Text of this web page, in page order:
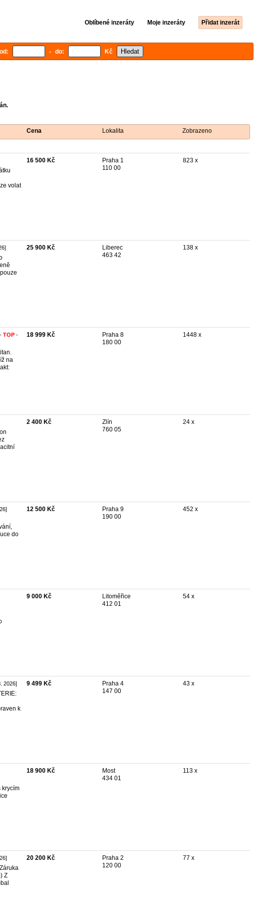
Oblíbené inzeráty Moje inzeráty Přidat inzerát
- do: Kč
Cena Lokalita Zobrazeno
volat
16 500 Kč
Praha 1
110 00
823 x
25 900 Kč
Liberec
463 42
138 x
- TOP -
na
18 999 Kč
Praha 8
180 00
1448 x
2 400 Kč
Zlín
760 05
24 x
do
12 500 Kč
Praha 9
190 00
452 x
9 000 Kč
Litoměřice
412 01
54 x
2026]
k
9 499 Kč
Praha 4
147 00
43 x
krycím
18 900 Kč
Most
434 01
113 x
Z
20 200 Kč
Praha 2
120 00
77 x